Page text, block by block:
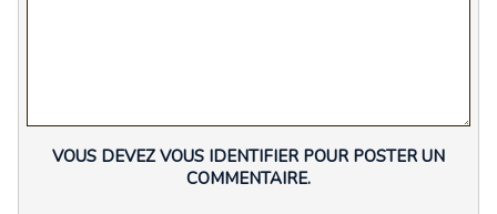
VOUS DEVEZ VOUS IDENTIFIER POUR POSTER UN
COMMENTAIRE.